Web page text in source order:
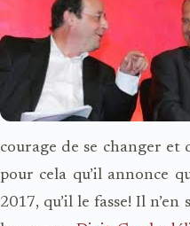
courage de se changer et
pour cela qu’il annonce
2017, qu’il le fasse! Il